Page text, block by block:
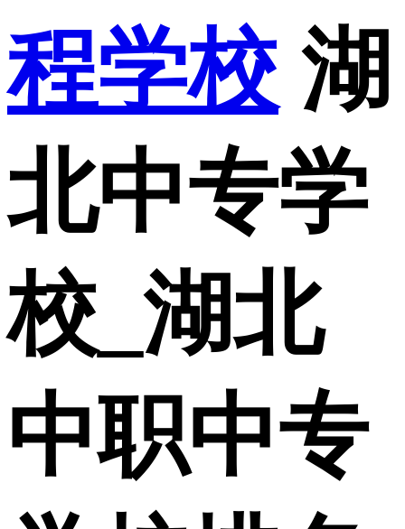
程学校 湖
北中专学
校_湖北
中职中专